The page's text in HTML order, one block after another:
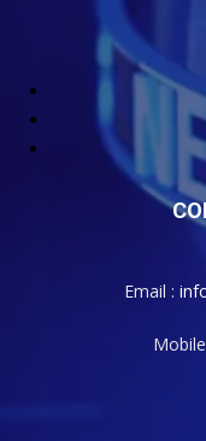
Email :